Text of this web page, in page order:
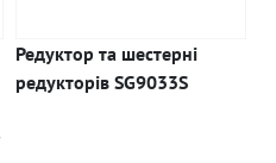
Редуктор та шестерні
редукторів SG9033S